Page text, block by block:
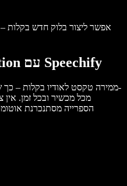
אפשר ליצור בלוק חדש בקלות –
שפרו את העבודה ב-Notion עם Speechify
הספרייה מסתנכרנת